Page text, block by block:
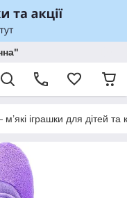
іграшки для дітей та